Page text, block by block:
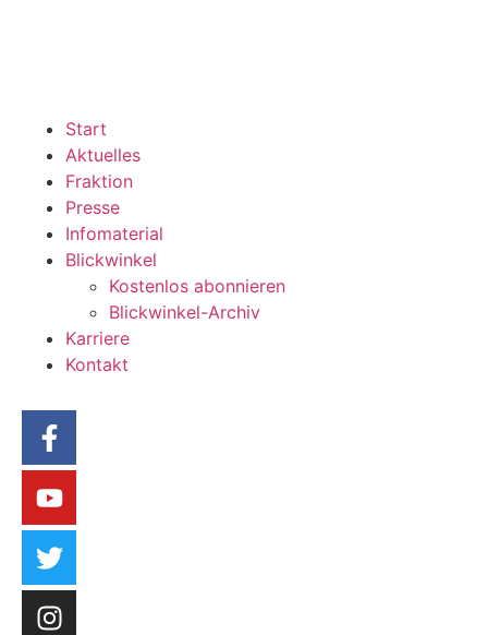
Start
Aktuelles
Fraktion
Presse
Infomaterial
Blickwinkel
Kostenlos abonnieren
Blickwinkel-Archiv
Karriere
Kontakt